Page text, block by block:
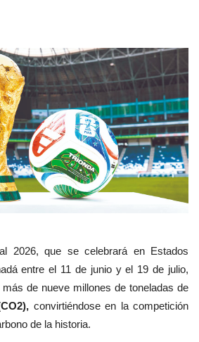
2026, que se celebrará en Estados
entre el 11 de junio y el 19 de julio,
de nueve millones de toneladas de
convirtiéndose en la competición
de la historia.